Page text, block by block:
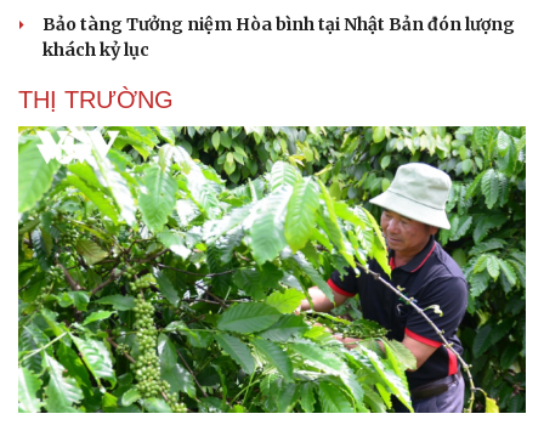
Bảo tàng Tưởng niệm Hòa bình tại Nhật Bản đón lượng
khách kỷ lục
THỊ TRƯỜNG